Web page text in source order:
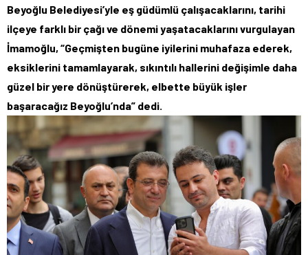
Beyoğlu Belediyesi’yle eş güdümlü çalışacaklarını, tarihi
ilçeye farklı bir çağı ve dönemi yaşatacaklarını vurgulayan
İmamoğlu, “Geçmişten bugüne iyilerini muhafaza ederek,
eksiklerini tamamlayarak, sıkıntılı hallerini değişimle daha
güzel bir yere dönüştürerek, elbette büyük işler
başaracağız Beyoğlu’nda” dedi.